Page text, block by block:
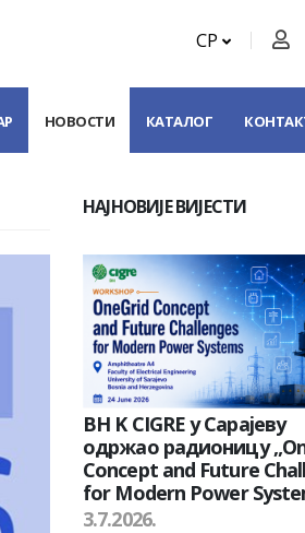
СР
НОВОСТИ КАТАЛОГ
НАЈНОВИЈЕ ВИЈЕСТИ
BH K CIGRE у Сарајеву
одржао радионицу
Concept and Future
for Modern Power
3.7.2026.